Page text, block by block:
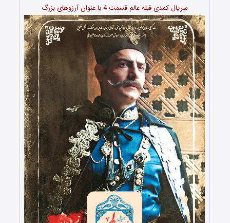
سریال کمدی قبله عالم قسمت 4 با عنوان آرزوهای بزرگ